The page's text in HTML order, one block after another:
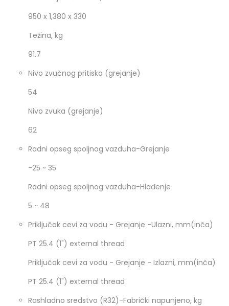
950 x 1,380 x 330
Težina, kg
91.7
Nivo zvučnog pritiska (grejanje)
54
Nivo zvuka (grejanje)
62
Radni opseg spoljnog vazduha-Grejanje
-25 ~ 35
Radni opseg spoljnog vazduha-Hlađenje
5 ~ 48
Priključak cevi za vodu - Grejanje -Ulazni, mm(inča)
PT 25.4 (1") external thread
Priključak cevi za vodu - Grejanje - Izlazni, mm(inča)
PT 25.4 (1") external thread
Rashladno sredstvo (R32)-Fabrički napunjeno, kg